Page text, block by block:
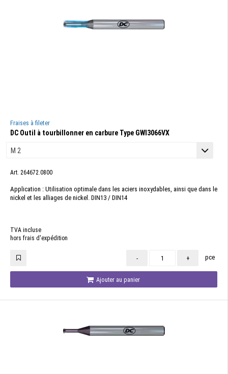
Fraises à fileter
DC Outil à tourbillonner en carbure Type GWI3066VX
Art. 264672.0800
Application : Utilisation optimale dans les aciers inoxydables, ainsi que dans le
nickel et les alliages de nickel. DIN13 / DIN14
TVA incluse
hors frais d'expédition
- + pce
Ajouter au panier